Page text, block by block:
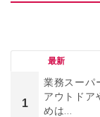
最新
1
業務スーパ
アウトドア
めは...